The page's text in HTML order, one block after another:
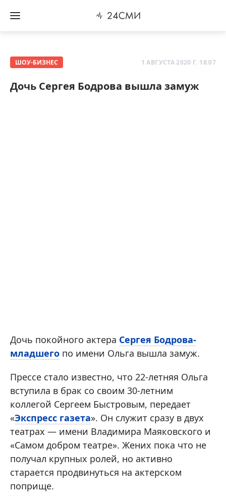
ШОУ-БИЗНЕС 1 АВГУСТА 2020 Г. 18:07
Дочь Сергея Бодрова вышла замуж
Дочь покойного актера Сергея Бодрова-
младшего по имени Ольга вышла замуж.
Прессе стало известно, что 22-летняя Ольга
вступила в брак со своим 30-летним
коллегой Сергеем Быстровым, передает
«Экспресс газета». Он служит сразу в двух
театрах — имени Владимира Маяковского и
«Самом добром театре». Жених пока что не
получал крупных ролей, но активно
старается продвинуться на актерском
поприще.